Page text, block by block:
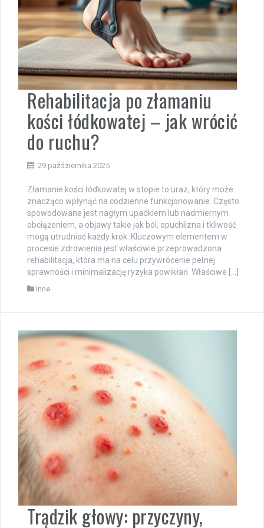
Rehabilitacja po złamaniu
kości łódkowatej – jak wrócić
do ruchu?
29 października 2025
Złamanie kości łódkowatej w stopie to uraz, który może
znacząco wpłynąć na codzienne funkcjonowanie. Często
spowodowane jest nagłym upadkiem lub nadmiernym
obciążeniem, a objawy takie jak ból, opuchlizna i tkliwość
mogą utrudniać każdy krok. Kluczowym elementem w
procesie zdrowienia jest właściwie przeprowadzona
rehabilitacja, która ma na celu przywrócenie pełnej
sprawności i minimalizację ryzyka powikłań. Właściwe […]
Inne
Trądzik głowy: przyczyny,